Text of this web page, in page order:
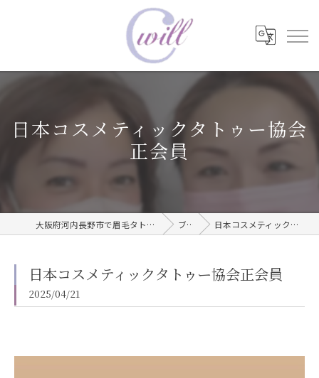
日本コスメティックタトゥー協会
正会員
大阪府河内長野市で眉毛タトゥーならwill care サロン ブログ 日本コスメティックタトゥー協会正会員
日本コスメティックタトゥー協会正会員
2025/04/21